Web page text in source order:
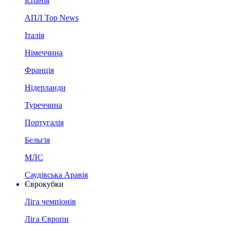
АПЛ Top News
Італія
Німеччина
Франція
Нідерланди
Туреччина
Португалія
Бельгія
МЛС
Саудівська Аравія
Єврокубки
Ліга чемпіонів
Ліга Європи